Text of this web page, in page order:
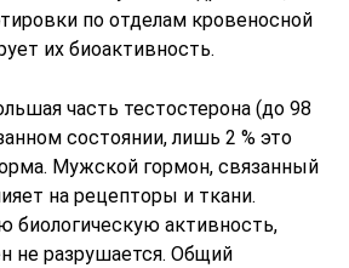
по отделам кровеносной
их биоактивность.
часть тестостерона (до 98
состоянии, лишь 2 % это
Мужской гормон, связанный
на рецепторы и ткани.
биологическую активность,
не разрушается. Общий